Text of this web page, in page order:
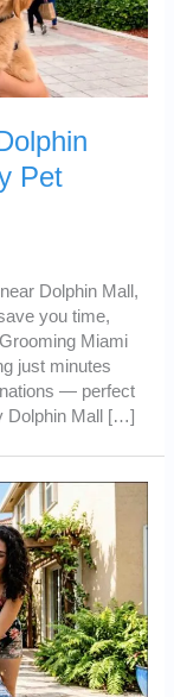
Pet
Dolphin Mall,
you time,
Miami
just minutes
— perfect
Dolphin Mall […]